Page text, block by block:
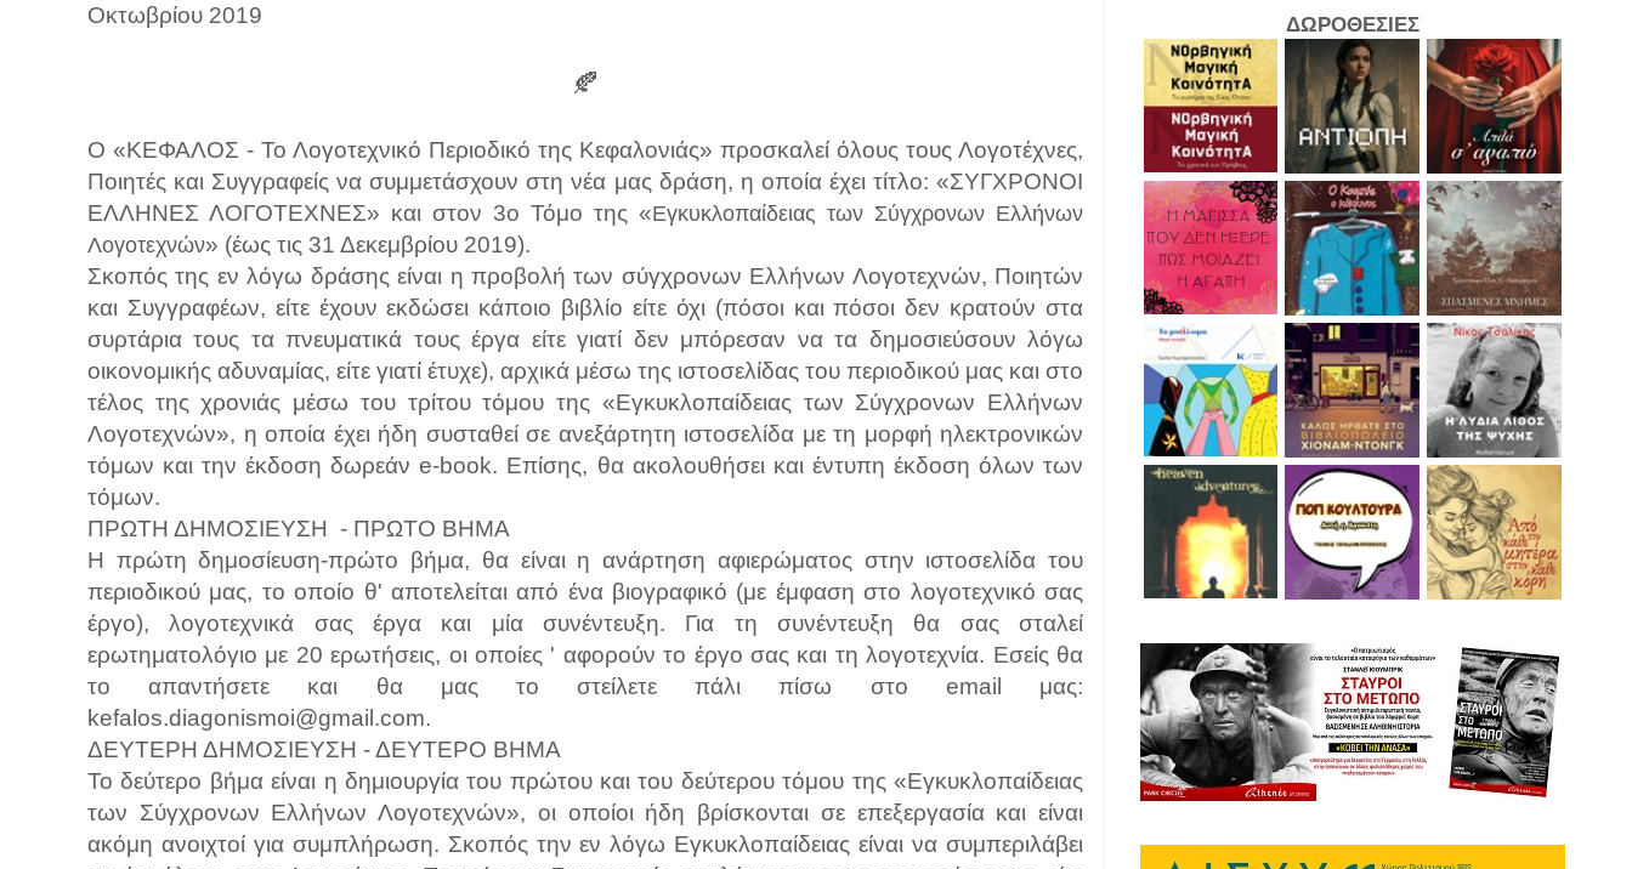
Οκτωβρίου 2019
🍂
Ο «ΚΕΦΑΛΟΣ - Το Λογοτεχνικό Περιοδικό της Κεφαλονιάς» προσκαλεί όλους τους Λογοτέχνες,
Ποιητές και Συγγραφείς να συμμετάσχουν στη νέα μας δράση, η οποία έχει τίτλο: «ΣΥΓΧΡΟΝΟΙ
ΕΛΛΗΝΕΣ ΛΟΓΟΤΕΧΝΕΣ» και στον 3ο Τόμο της «Εγκυκλοπαίδειας των Σύγχρονων Ελλήνων
Λογοτεχνών» (έως τις 31 Δεκεμβρίου 2019).
Σκοπός της εν λόγω δράσης είναι η προβολή των σύγχρονων Ελλήνων Λογοτεχνών, Ποιητών
και Συγγραφέων, είτε έχουν εκδώσει κάποιο βιβλίο είτε όχι (πόσοι και πόσοι δεν κρατούν στα
συρτάρια τους τα πνευματικά τους έργα είτε γιατί δεν μπόρεσαν να τα δημοσιεύσουν λόγω
οικονομικής αδυναμίας, είτε γιατί έτυχε), αρχικά μέσω της ιστοσελίδας του περιοδικού μας και στο
τέλος της χρονιάς μέσω του τρίτου τόμου της «Εγκυκλοπαίδειας των Σύγχρονων Ελλήνων
Λογοτεχνών», η οποία έχει ήδη συσταθεί σε ανεξάρτητη ιστοσελίδα με τη μορφή ηλεκτρονικών
τόμων και την έκδοση δωρεάν e-book. Επίσης, θα ακολουθήσει και έντυπη έκδοση όλων των
τόμων.
ΠΡΩΤΗ ΔΗΜΟΣΙΕΥΣΗ - ΠΡΩΤΟ ΒΗΜΑ
Η πρώτη δημοσίευση-πρώτο βήμα, θα είναι η ανάρτηση αφιερώματος στην ιστοσελίδα του
περιοδικού μας, το οποίο θ' αποτελείται από ένα βιογραφικό (με έμφαση στο λογοτεχνικό σας
έργο), λογοτεχνικά σας έργα και μία συνέντευξη. Για τη συνέντευξη θα σας σταλεί
ερωτηματολόγιο με 20 ερωτήσεις, οι οποίες ' αφορούν το έργο σας και τη λογοτεχνία. Εσείς θα
το απαντήσετε και θα μας το στείλετε πάλι πίσω στο email μας:
kefalos.diagonismoi@gmail.com.
ΔΕΥΤΕΡΗ ΔΗΜΟΣΙΕΥΣΗ - ΔΕΥΤΕΡΟ ΒΗΜΑ
Το δεύτερο βήμα είναι η δημιουργία του πρώτου και του δεύτερου τόμου της «Εγκυκλοπαίδειας
των Σύγχρονων Ελλήνων Λογοτεχνών», οι οποίοι ήδη βρίσκονται σε επεξεργασία και είναι
ακόμη ανοιχτοί για συμπλήρωση. Σκοπός την εν λόγω Εγκυκλοπαίδειας είναι να συμπεριλάβει
ΔΩΡΟΘΕΣΙΕΣ